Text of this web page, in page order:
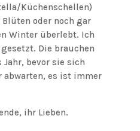
Küchenschellen)
oder noch gar
Winter überlebt. Ich
Die brauchen
bevor sie sich
abwarten, es ist immer
ihr Lieben.